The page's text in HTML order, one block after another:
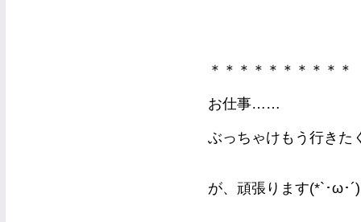
＊＊＊＊＊＊＊＊＊＊
お仕事……
ぶっちゃけもう行き
が、頑張ります(*`･ω･´)